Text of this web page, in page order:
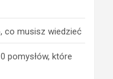
co musisz wiedzieć
pomysłów, które